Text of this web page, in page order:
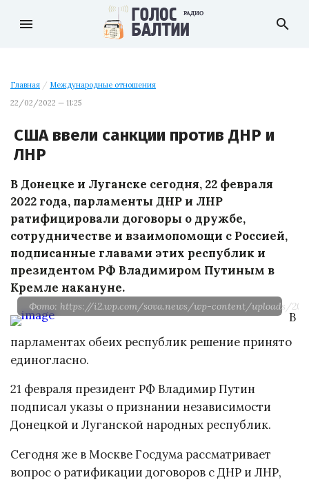
menu search
Главная / Международные отношения
22/02/2022 — 11:25
США ввели санкции против ДНР и
ЛНР
В Донецке и Луганске сегодня, 22 февраля
2022 года, парламенты ДНР и ЛНР
ратифицировали договоры о дружбе,
сотрудничестве и взаимопомощи с Россией,
подписанные главами этих республик и
президентом РФ Владимиром Путиным в
Кремле накануне.
Фото: https://i2.wp.com/sova.news/wp-content/uploads/
В
парламентах обеих республик решение принято
единогласно.
21 февраля президент РФ Владимир Путин
подписал указы о признании независимости
Донецкой и Луганской народных республик.
Сегодня же в Москве Госдума рассматривает
вопрос о ратификации договоров с ДНР и ЛНР,